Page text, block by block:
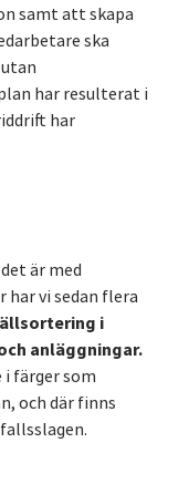
samt att skapa
ska
har resulterat i
har
är med
vi sedan flera
i
anläggningar.
färger som
och där finns